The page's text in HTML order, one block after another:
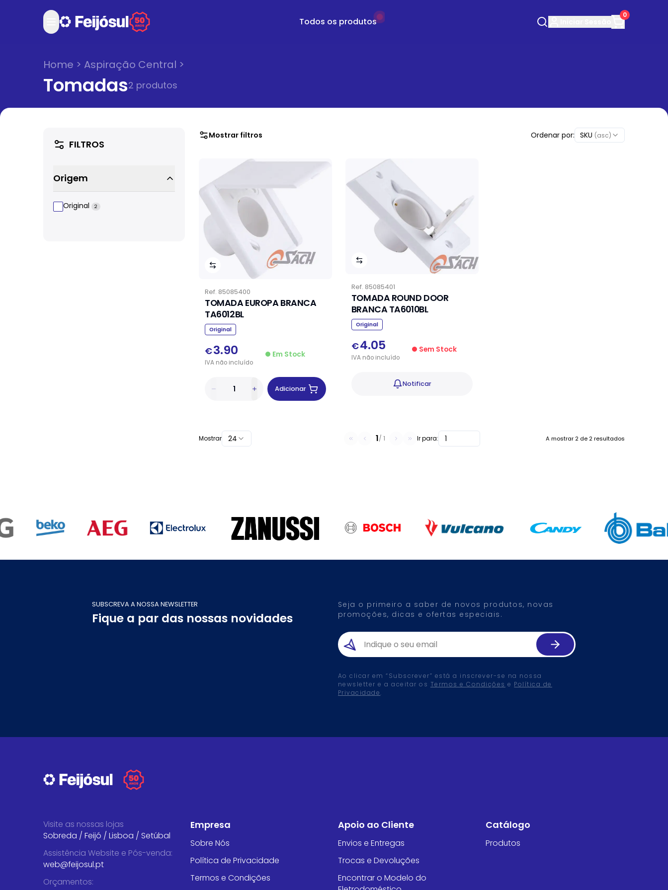
Todos os produtos
0
Home > Aspiração Central >
Tomadas2 produtos
FILTROS
Origem
Original 2
Mostrar filtros Ordenar por: SKU (asc)
Ref. 85085400
TOMADA EUROPA BRANCA
TA6012BL
Original
€3.90
IVA não incluído
Em Stock
Adicionar
Ref. 85085401
TOMADA ROUND DOOR
BRANCA TA6010BL
Original
€4.05
IVAnãoincluído
Sem Stock
Notificar
A mostrar 2 de 2resultados
1/ 1 Ir para:
Mostrar 24
SUBSCREVA A NOSSA NEWSLETTER
Fique a par das nossas novidades
Seja o primeiro a saber de novos produtos, novas
promoções, dicas e ofertas especiais.
Ao clicar em “Subscrever” está a inscrever-se na nossa
newsletter e a aceitar os Termos e Condições e Política de
Privacidade.
Visite as nossas lojas
Sobreda / Feijó / Lisboa / Setúbal
Assistência Website e Pós-venda:
web@feijosul.pt
Orçamentos:
Empresa
Sobre Nós
Política de Privacidade
Termos e Condições
Apoio ao Cliente
Envios e Entregas
Trocas e Devoluções
Encontrar o Modelo do
Catálogo
Produtos